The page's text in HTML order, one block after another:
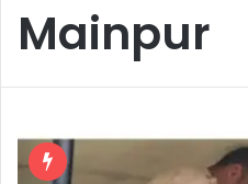
Mainpur